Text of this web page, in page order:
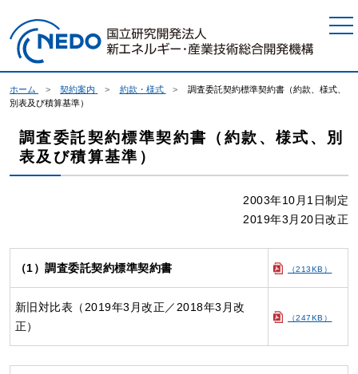
ホーム 契約案内 約款・様式
調査委託契約標準契約書（約款、様式、
別表及び積算基準）
調査委託契約標準契約書（約款、様式、別
表及び積算基準）
2003年10月1日制定
2019年3月20日改正
（1）調査委託契約標準契約書 （213KB）
新旧対比表（2019年3月改正／2018年3月改
正）
（247KB）